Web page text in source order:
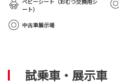
ート）
中古車展示場
試乗車・展示車